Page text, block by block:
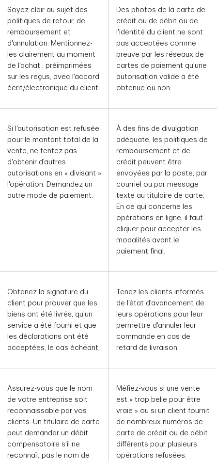
Soyez clair au sujet des
politiques de retour, de
remboursement et
d'annulation. Mentionnez-
les clairement au moment
de l'achat : préimprimées
sur les reçus, avec l'accord
écrit/électronique du client.
Des photos de la carte de
crédit ou de débit ou de
l'identité du client ne sont
pas acceptées comme
preuve par les réseaux de
cartes de paiement qu'une
autorisation valide a été
obtenue ou non.
Si l'autorisation est refusée
pour le montant total de la
vente, ne tentez pas
d'obtenir d'autres
autorisations en « divisant »
l'opération. Demandez un
autre mode de paiement.
À des fins de divulgation
adéquate, les politiques de
remboursement et de
crédit peuvent être
envoyées par la poste, par
courriel ou par message
texte au titulaire de carte.
En ce qui concerne les
opérations en ligne, il faut
cliquer pour accepter les
modalités avant le
paiement final.
Obtenez la signature du
client pour prouver que les
biens ont été livrés, qu'un
service a été fourni et que
les déclarations ont été
acceptées, le cas échéant.
Tenez les clients informés
de l'état d'avancement de
leurs opérations pour leur
permettre d'annuler leur
commande en cas de
retard de livraison.
Assurez-vous que le nom
de votre entreprise soit
reconnaissable par vos
clients. Un titulaire de carte
peut demander un débit
compensatoire s'il ne
reconnaît pas le nom de
Méfiez-vous si une vente
est « trop belle pour être
vraie » ou si un client fournit
de nombreux numéros de
carte de crédit ou de débit
différents pour plusieurs
opérations refusées.